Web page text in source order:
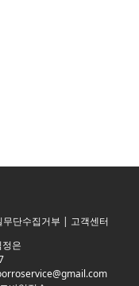
무단수집거부 | 고객센터
은